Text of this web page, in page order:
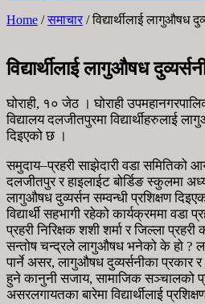
Home /समाचार /विद्यार्थीलाई लागुऔषध
विद्यार्थीलाई लागुऔषध
घोराही, १० जेठ । घोराही
विद्यालय दलजीतपुरमा विद्यार्थीहरुलाई
दिइएको छ ।
समुदाय–प्रहरी साझेदारी वडा समितिको
दलजीतपुर र हाइलाईट बोर्डिङ स्कुलमा
लागुऔषध दुव्यर्सन सम्वन्धी प्रशिक्षण
विद्यार्थी सहभागी रहेको कार्यक्रममा वडा
प्रहरी निरिक्षक शशी शर्मा र जिल्ला प्रहरी
सन्तोष चन्द्रले लागुऔषध भनेको के हो ?
पार्ने असर, लागुऔषध दुव्यर्सनीका प्रकार र
हुने कानुनी सजाय, सामाजिक सञ्चालको
असरलगायतका बारेमा विद्यार्थीलाई